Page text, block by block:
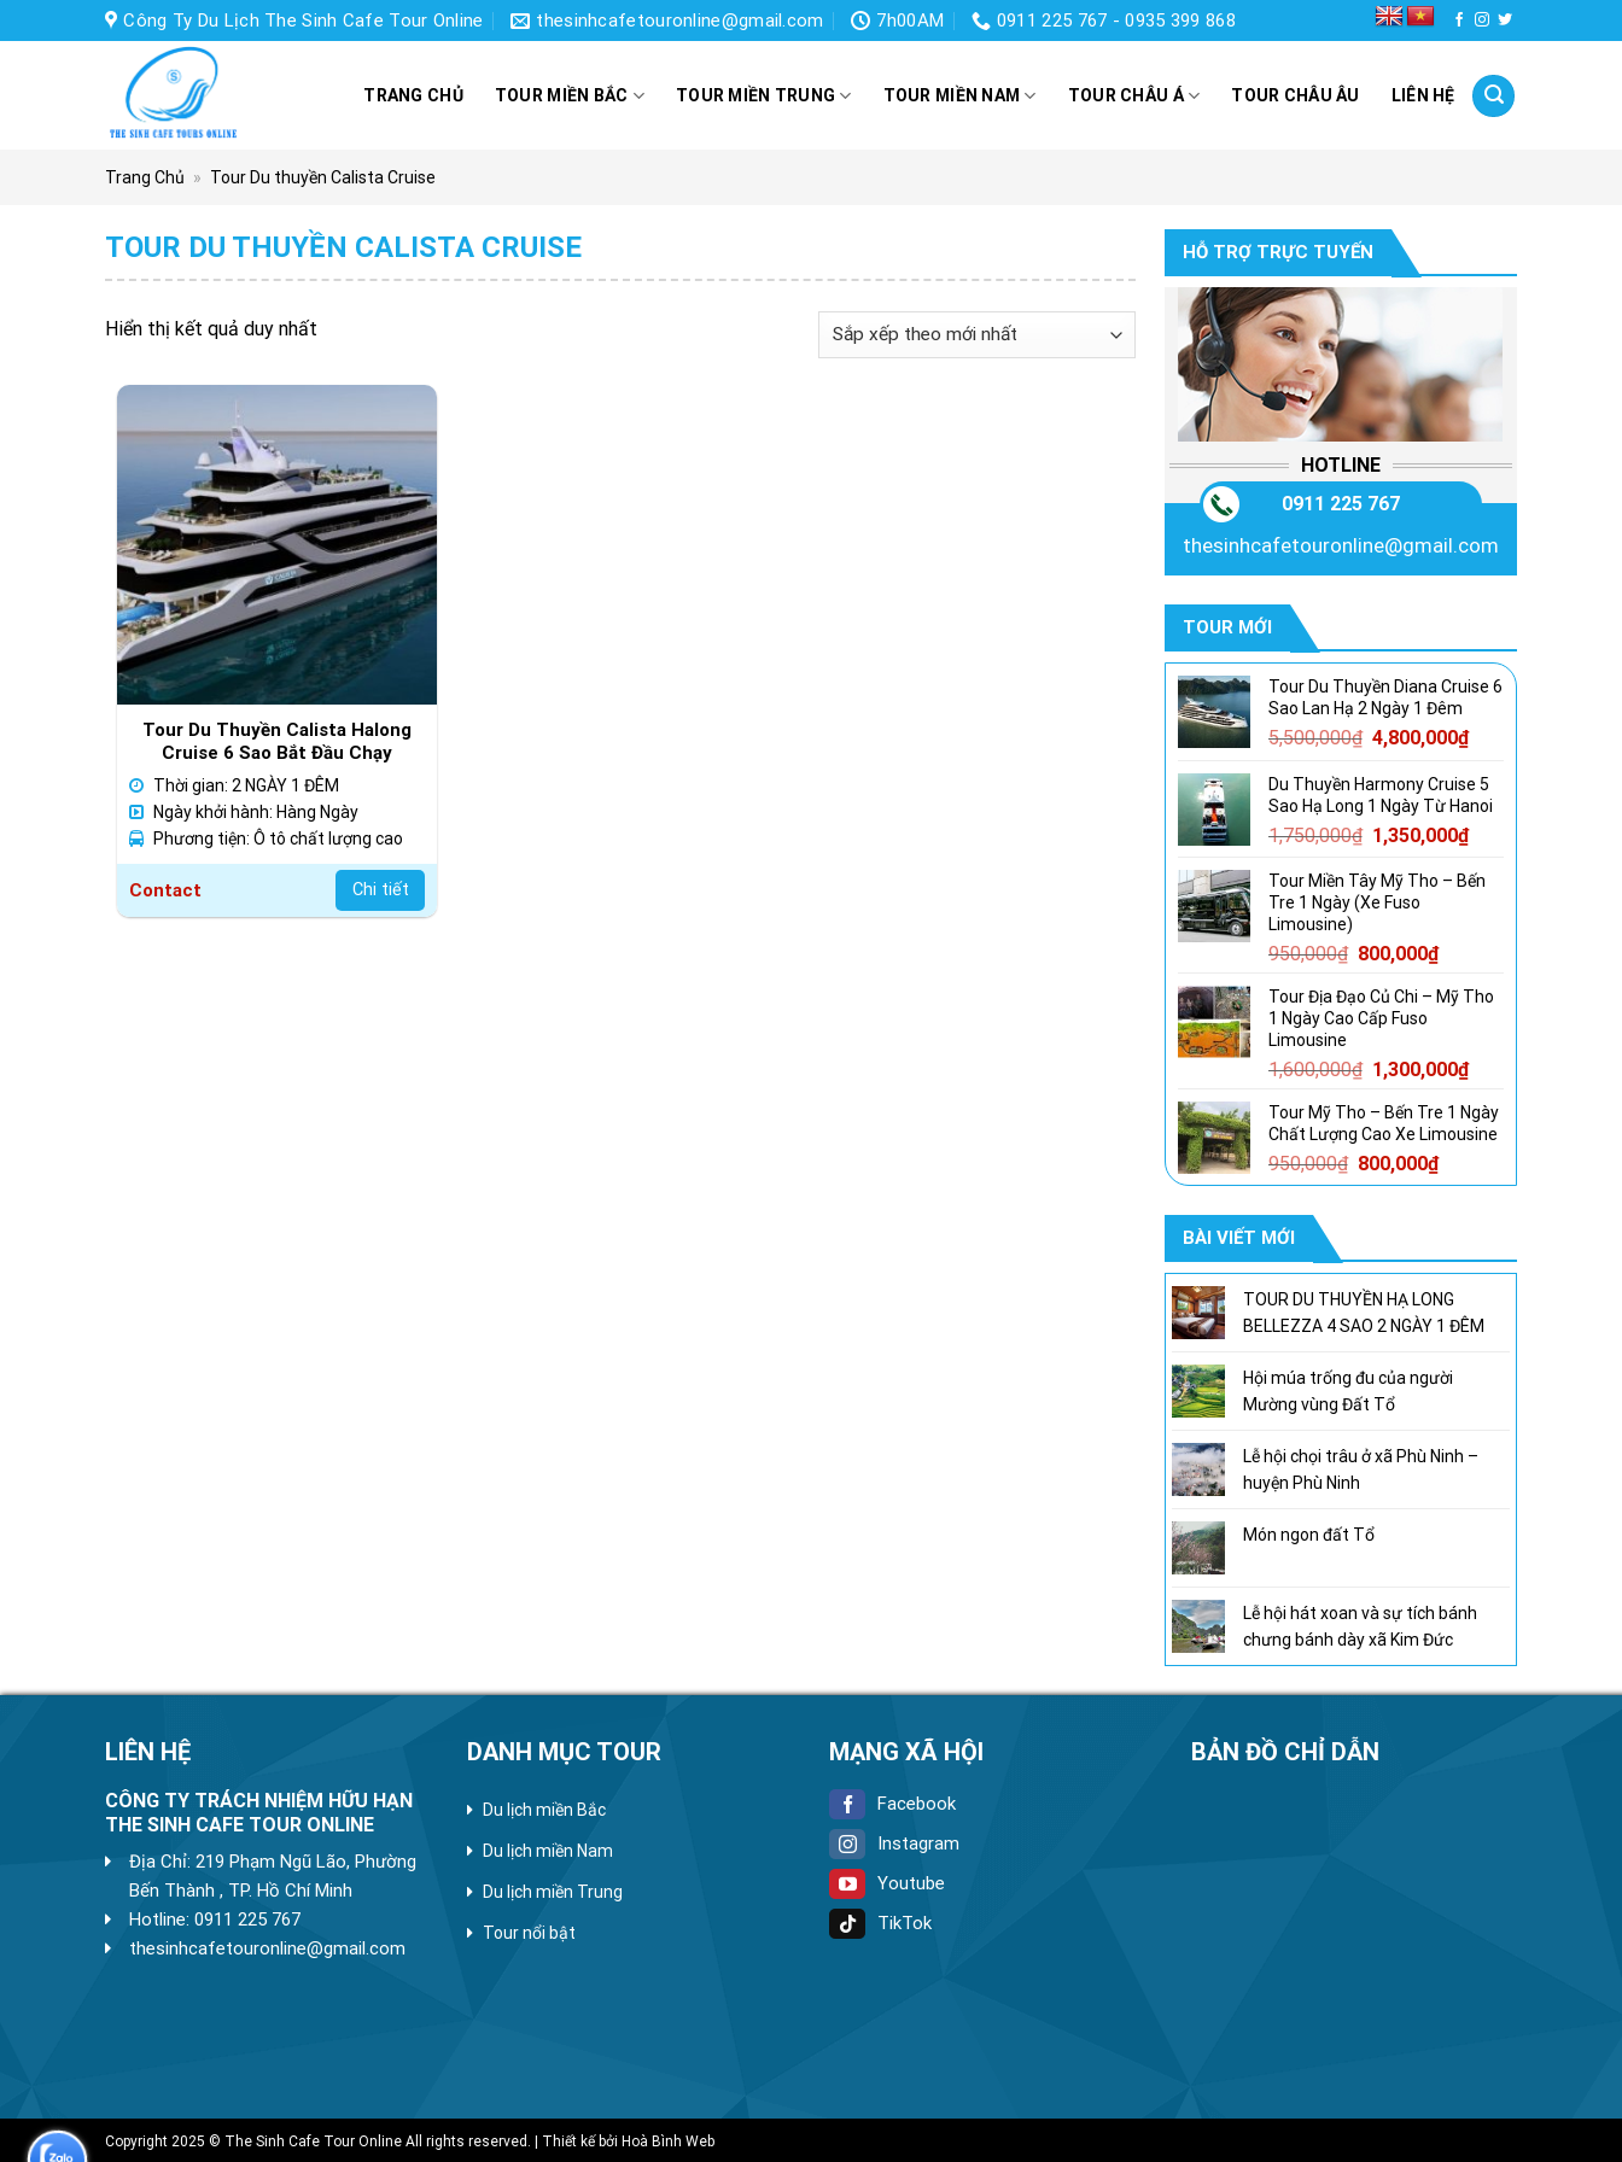
to
Công Ty Du Lịch The Sinh Cafe Tour Online thesinhcafetouronline@gmail.com 7h00AM 0911 225 767 - 0935 399 868
TRANG CHỦ TOUR MIỀN BẮC TOUR MIỀN TRUNG TOUR MIỀN NAM TOUR CHÂU Á TOUR CHÂU ÂU LIÊN HỆ
Trang Chủ » Tour Du thuyền Calista Cruise
TOUR DU THUYỀN CALISTA CRUISE
Hiển thị kết quả duy nhất
Tour Du Thuyền Calista Halong
Cruise 6 Sao Bắt Đầu Chạy
3/4/2025
Thời gian: 2 NGÀY 1 ĐÊM
Ngày khởi hành: Hàng Ngày
Phương tiện: Ô tô chất lượng cao
Contact Chi tiết
HỖ TRỢ TRỰC TUYẾN
HOTLINE
0911 225 767
thesinhcafetouronline@gmail.com
TOUR MỚI
Tour Du Thuyền Diana Cruise 6
Sao Lan Hạ 2 Ngày 1 Đêm
5,500,000₫ Giá
là:
5,500,000₫.
4,800,000₫Giá
tại
là:
4,800,000₫.
Du Thuyền Harmony Cruise 5
Sao Hạ Long 1 Ngày Từ Hanoi
1,750,000₫ Giá
là:
1,750,000₫.
1,350,000₫Giá
tại
Tour Miền Tây Mỹ Tho – Bến
Tre 1 Ngày (Xe Fuso
Limousine)
950,000₫ Giá
là:
950,000₫.
800,000₫Giá
tại
Tour Địa Đạo Củ Chi – Mỹ Tho
1 Ngày Cao Cấp Fuso
Limousine
1,600,000₫ Giá
là:
1,600,000₫.
1,300,000₫Giá
tại
là:
Tour Mỹ Tho – Bến Tre 1 Ngày
Chất Lượng Cao Xe Limousine
950,000₫ Giá
gốc
800,000₫Giá
hiện
800,000₫.
BÀI VIẾT MỚI
TOUR DU THUYỀN HẠ LONG
BELLEZZA 4 SAO 2 NGÀY 1 ĐÊM
Hội múa trống đu của người
Mường vùng Đất Tổ
Lễ hội chọi trâu ở xã Phù Ninh –
huyện Phù Ninh
Món ngon đất Tổ
Lễ hội hát xoan và sự tích bánh
chưng bánh dày xã Kim Đức
LIÊN HỆ
CÔNG TY TRÁCH NHIỆM HỮU HẠN
THE SINH CAFE TOUR ONLINE
Địa Chỉ: 219 Phạm Ngũ Lão, Phường
Bến Thành , TP. Hồ Chí Minh
Hotline: 0911 225 767
thesinhcafetouronline@gmail.com
DANH MỤC TOUR
Du lịch miền Bắc
Du lịch miền Nam
Du lịch miền Trung
Tour nổi bật
MẠNG XÃ HỘI
Facebook
Instagram
Youtube
TikTok
BẢN ĐỒ CHỈ DẪN
Copyright 2025 © The Sinh Cafe Tour Online All rights reserved. | Thiết kế bởi Hoà Bình Web